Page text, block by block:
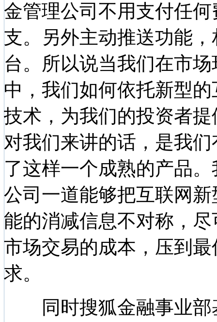
金管理公司不用支付任
支。另外主动推送功能
台。所以说当我们在市
中，我们如何依托新型
技术，为我们的投资者
对我们来讲的话，是我
了这样一个成熟的产品
公司一道能够把互联网
能的消减信息不对称，
市场交易的成本，压到
求。
同时搜狐金融事业部